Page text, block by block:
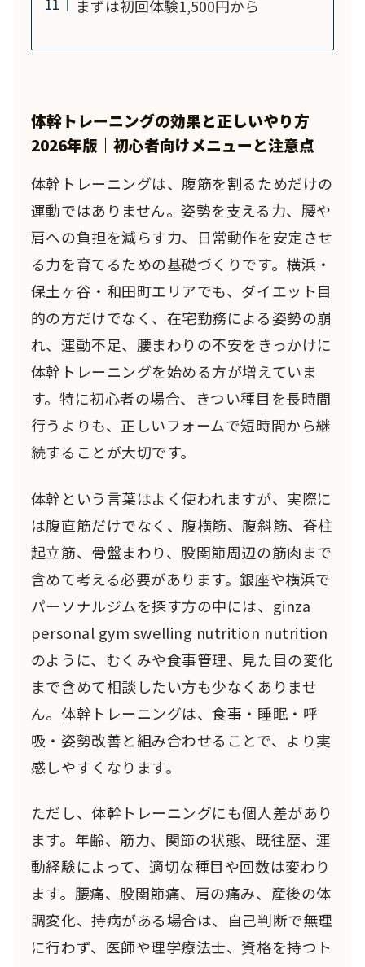
まずは初回体験1,500円から
体幹トレーニングの効果と正しいやり方
2026年版｜初心者向けメニューと注意点
体幹トレーニングは、腹筋を割るためだけの
運動ではありません。姿勢を支える力、腰や
肩への負担を減らす力、日常動作を安定させ
る力を育てるための基礎づくりです。横浜・
保土ヶ谷・和田町エリアでも、ダイエット目
的の方だけでなく、在宅勤務による姿勢の崩
れ、運動不足、腰まわりの不安をきっかけに
体幹トレーニングを始める方が増えていま
す。特に初心者の場合、きつい種目を長時間
行うよりも、正しいフォームで短時間から継
続することが大切です。
体幹という言葉はよく使われますが、実際に
は腹直筋だけでなく、腹横筋、腹斜筋、脊柱
起立筋、骨盤まわり、股関節周辺の筋肉まで
含めて考える必要があります。銀座や横浜で
パーソナルジムを探す方の中には、ginza
personal gym swelling nutrition nutrition
のように、むくみや食事管理、見た目の変化
まで含めて相談したい方も少なくありませ
ん。体幹トレーニングは、食事・睡眠・呼
吸・姿勢改善と組み合わせることで、より実
感しやすくなります。
ただし、体幹トレーニングにも個人差があり
ます。年齢、筋力、関節の状態、既往歴、運
動経験によって、適切な種目や回数は変わり
ます。腰痛、股関節痛、肩の痛み、産後の体
調変化、持病がある場合は、自己判断で無理
に行わず、医師や理学療法士、資格を持つト